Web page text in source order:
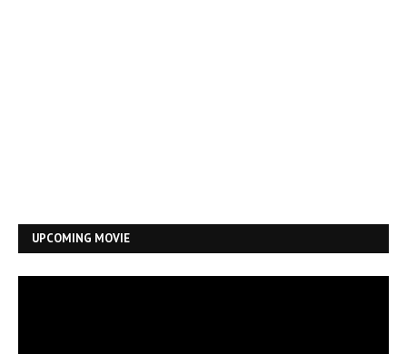
UPCOMING MOVIE